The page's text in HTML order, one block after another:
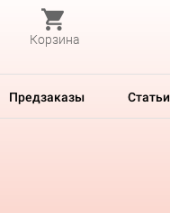
Корзина
Предзаказы Статьи